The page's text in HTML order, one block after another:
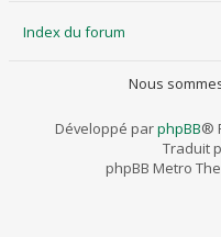
Index du forum
Nous
Développé parphpBB®
Traduit
phpBB Metro